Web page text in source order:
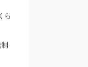
ら